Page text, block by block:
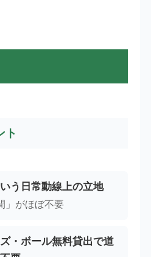
ト
う日常動線上の立地
」がほぼ不要
・ボール無料貸出で道